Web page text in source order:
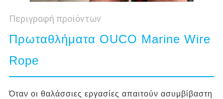
Περιγραφή προϊόντων
Πρωταθλήματα OUCO Marine Wire
Rope
Όταν οι θαλάσσιες εργασίες απαιτούν ασυμβίβαστη